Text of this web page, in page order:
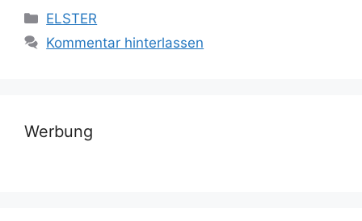
Kategorien
ELSTER
Kommentar hinterlassen
Werbung